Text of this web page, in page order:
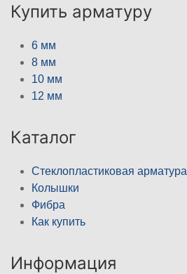
Купить арматуру
6 мм
8 мм
10 мм
12 мм
Каталог
Стеклопластиковая арматура
Колышки
Фибра
Как купить
Информация